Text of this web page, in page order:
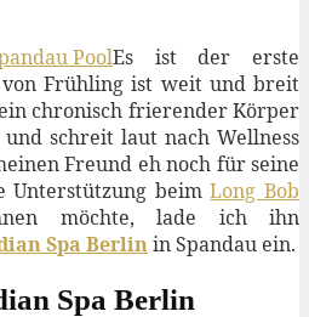
Es ist der erste
Frühling ist weit und breit
chronisch frierender Körper
schreit laut nach Wellness
Freund eh noch für seine
Unterstützung beimLong Bob
möchte, lade ich ihn
Spa Berlinin Spandau ein.
Spa Berlin